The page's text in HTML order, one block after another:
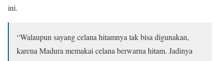
ini.
“Walaupun sayang celana hitamnya tak bisa digunakan,
karena Madura memakai celana berwarna hitam. Jadinya